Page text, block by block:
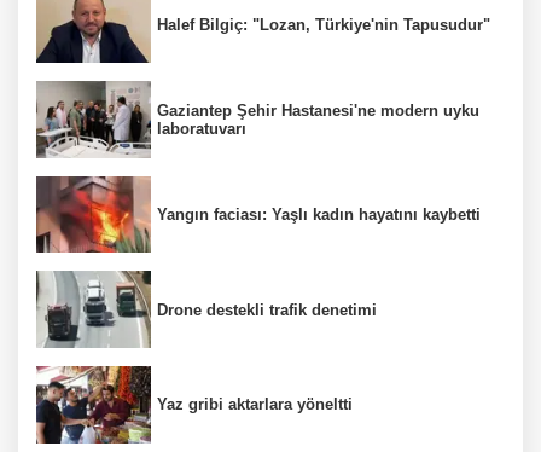
Halef Bilgiç: "Lozan, Türkiye'nin Tapusudur"
Gaziantep Şehir Hastanesi'ne modern uyku
laboratuvarı
Yangın faciası: Yaşlı kadın hayatını kaybetti
Drone destekli trafik denetimi
Yaz gribi aktarlara yöneltti